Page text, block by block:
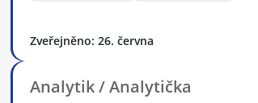
Zveřejněno: 26. června
Analytik / Analytička